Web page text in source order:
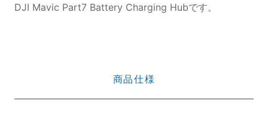
DJI Mavic Part7 Battery Charging Hubです。
商品仕様